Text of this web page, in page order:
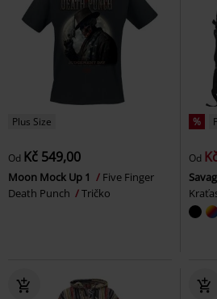
Plus Size
Od Kč 549,00
Moon Mock Up 1
Five Finger
Death Punch
Tričko
%
Od